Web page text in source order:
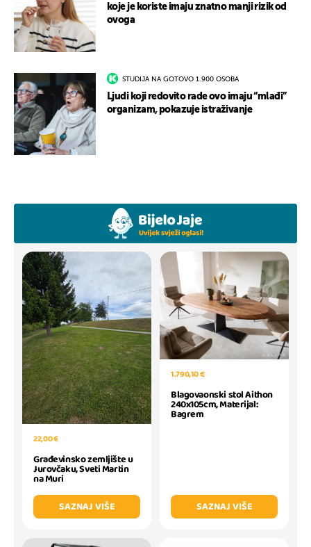
koje je koriste imaju znatno manji rizik od
ovoga
STUDIJA NA GOTOVO 1.900 OSOBA
Ljudi koji redovito rade ovo imaju “mlađi”
organizam, pokazuje istraživanje
22,00 €
Građevinsko zemljište u
Jurovčaku, Sveti Martin
na Muri
SAZNAJ VIŠE
1.790,10 €
Blagovaonski stol Aithon
240x105cm, Materijal:
Bagrem
SAZNAJ VIŠE